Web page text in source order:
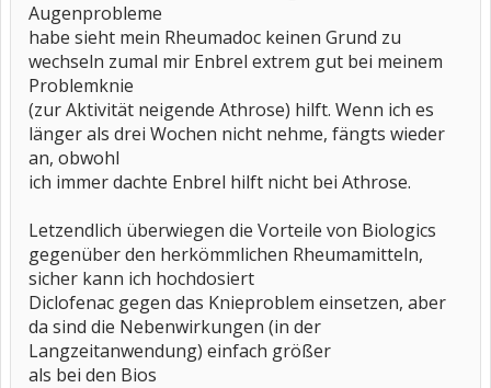
Augenprobleme
habe sieht mein Rheumadoc keinen Grund zu
wechseln zumal mir Enbrel extrem gut bei meinem
Problemknie
(zur Aktivität neigende Athrose) hilft. Wenn ich es
länger als drei Wochen nicht nehme, fängts wieder
an, obwohl
ich immer dachte Enbrel hilft nicht bei Athrose.
Letzendlich überwiegen die Vorteile von Biologics
gegenüber den herkömmlichen Rheumamitteln,
sicher kann ich hochdosiert
Diclofenac gegen das Knieproblem einsetzen, aber
da sind die Nebenwirkungen (in der
Langzeitanwendung) einfach größer
als bei den Bios